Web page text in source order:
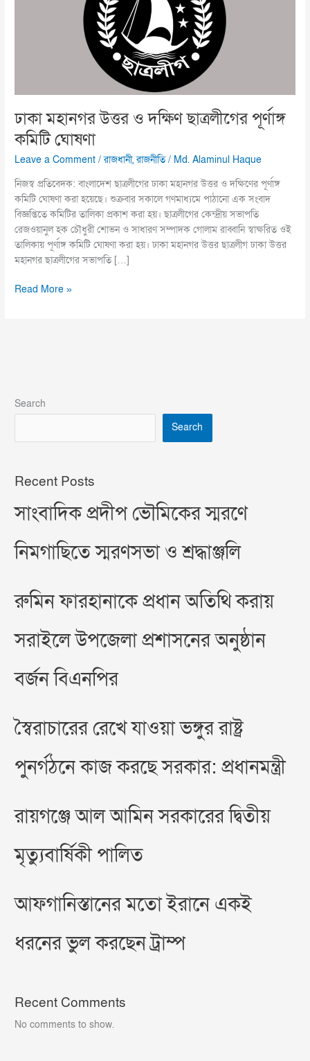
ঢাকা মহানগর উত্তর ও দক্ষিণ ছাত্রলীগের পূর্ণাঙ্গ
কমিটি ঘোষণা
Leave a Comment /রাজধানী,রাজনীতি/ Md. Alaminul Haque
নিজস্ব প্রতিবেদক: বাংলাদেশ ছাত্রলীগের ঢাকা মহানগর উত্তর ও দক্ষিণের পূর্ণাঙ্গ
কমিটি ঘোষণা করা হয়েছে। শুক্রবার সকালে গণমাধ্যমে পাঠানো এক সংবাদ
বিজ্ঞপ্তিতে কমিটির তালিকা প্রকাশ করা হয়। ছাত্রলীগের কেন্দ্রীয় সভাপতি
রেজওয়ানুল হক চৌধুরী শোভন ও সাধারণ সম্পাদক গোলাম রাব্বানি স্বাক্ষরিত ওই
তালিকায় পূর্ণাঙ্গ কমিটি ঘোষণা করা হয়। ঢাকা মহানগর উত্তর ছাত্রলীগ ঢাকা উত্তর
মহানগর ছাত্রলীগের সভাপতি […]
Read More »
Search
Search
Recent Posts
সাংবাদিক প্রদীপ ভৌমিকের স্মরণে
নিমগাছিতে স্মরণসভা ও শ্রদ্ধাঞ্জলি
রুমিন ফারহানাকে প্রধান অতিথি করায়
সরাইলে উপজেলা প্রশাসনের অনুষ্ঠান
বর্জন বিএনপির
স্বৈরাচারের রেখে যাওয়া ভঙ্গুর রাষ্ট্র
পুনর্গঠনে কাজ করছে সরকার: প্রধানমন্ত্রী
রায়গঞ্জে আল আমিন সরকারের দ্বিতীয়
মৃত্যুবার্ষিকী পালিত
আফগানিস্তানের মতো ইরানে একই
ধরনের ভুল করছেন ট্রাম্প
Recent Comments
No comments to show.